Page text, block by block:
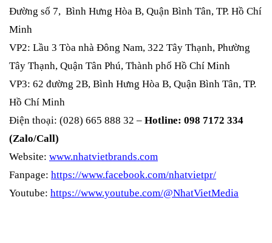
Đường số 7, Bình Hưng Hòa B, Quận Bình Tân, TP. Hồ Chí
Minh
VP2: Lầu 3 Tòa nhà Đông Nam, 322 Tây Thạnh, Phường
Tây Thạnh, Quận Tân Phú, Thành phố Hồ Chí Minh
VP3: 62 đường 2B, Bình Hưng Hòa B, Quận Bình Tân, TP.
Hồ Chí Minh
Điện thoại: (028) 665 888 32 – Hotline: 098 7172 334
(Zalo/Call)
Website: www.nhatvietbrands.com
Fanpage: https://www.facebook.com/nhatvietpr/
Youtube: https://www.youtube.com/@NhatVietMedia